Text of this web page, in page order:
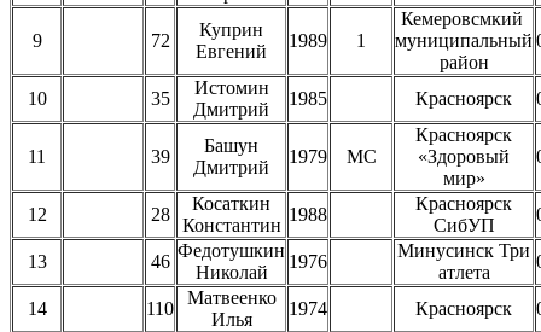
9 72
Куприн
Евгений
1989 1
Кемеровсмкий
муниципальный
район
10 35
Истомин
Дмитрий
1985 Красноярск
11 39
Башун
Дмитрий
1979 МС
Красноярск
«Здоровый
мир»
12 28
Косаткин
Константин
1988
Красноярск
СибУП
13 46
Федотушкин
Николай
1976
Минусинск Три
атлета
14 110
Матвеенко
Илья
1974 Красноярск